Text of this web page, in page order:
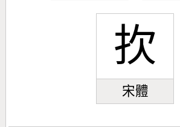
扻
宋體